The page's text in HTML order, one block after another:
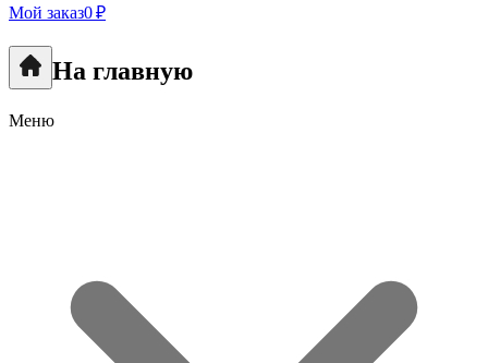
Мой заказ0 ₽
На главную
Меню